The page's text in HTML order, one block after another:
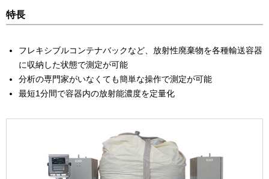
特長
フレキシブルコンテナバックなど、放射性廃棄物を各種輸送容器
に収納した状態で測定が可能
分析の専門家がいなくても簡単な操作で測定が可能
最短1分間で容器内の放射能濃度を定量化